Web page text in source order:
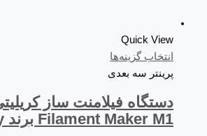
Quick View
انتخاب گزینه‌ها
پرینتر سه‌ بعدی
دستگاه فیلامنت ساز
Filament Maker M1 برند Creality